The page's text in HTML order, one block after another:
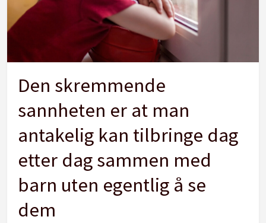
Den skremmende
sannheten er at man
antakelig kan tilbringe dag
etter dag sammen med
barn uten egentlig å se
dem